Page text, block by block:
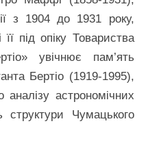
з 1904 до 1931 року,
під опіку Товариства
увічнює пам’ять
Бертіо (1919-1995),
аналізу астрономічних
Чумацького